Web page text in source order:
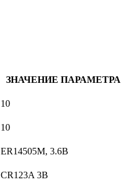
ЗНАЧЕНИЕ ПАРАМЕТРА
10
10
ER14505M, 3.6В
CR123A 3В